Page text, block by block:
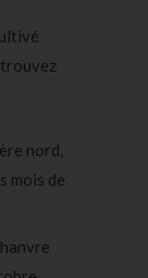
nord,
mois de